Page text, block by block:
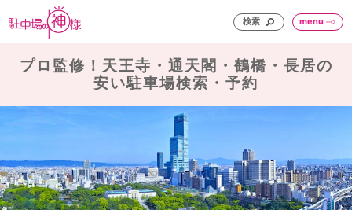
検索 menu
プロ監修！天王寺・通天閣・鶴橋・長居の
安い駐車場検索・予約